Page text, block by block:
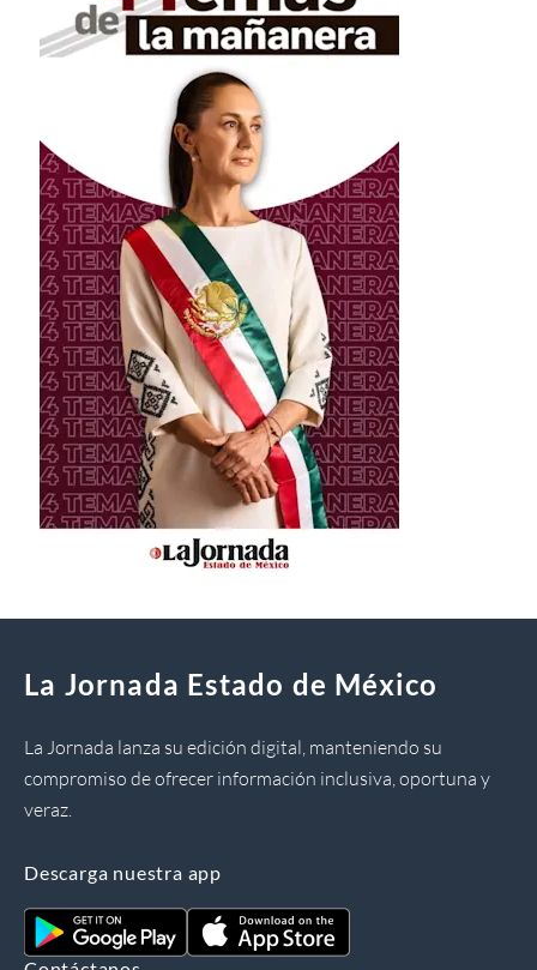
La Jornada Estado de México
La Jornada lanza su edición digital, manteniendo su
compromiso de ofrecer información inclusiva, oportuna y
veraz.
Descarga nuestra app